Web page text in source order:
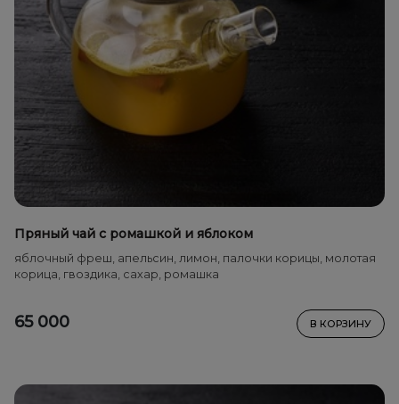
Пряный чай с ромашкой и яблоком
яблочный фреш, апельсин, лимон, палочки корицы, молотая
корица, гвоздика, сахар, ромашка
65 000 В КОРЗИНУ